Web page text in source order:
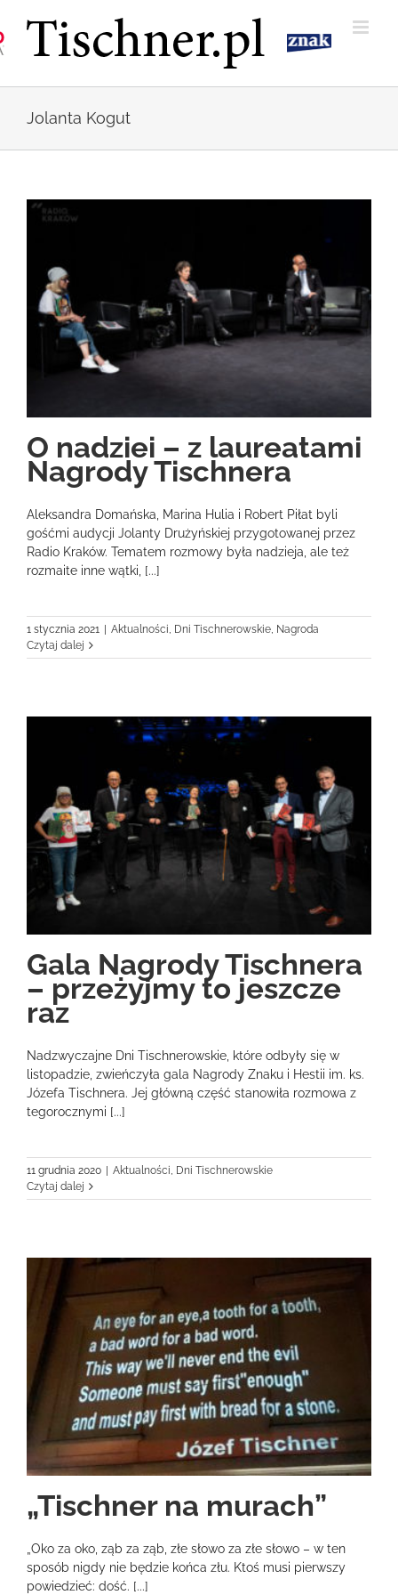
zawartości
Jolanta Kogut
O nadziei – z laureatami
Nagrody Tischnera
Aleksandra Domańska, Marina Hulia i Robert Piłat byli
gośćmi audycji Jolanty Drużyńskiej przygotowanej przez
Radio Kraków. Tematem rozmowy była nadzieja, ale też
rozmaite inne wątki, [...]
1 stycznia 2021 Aktualności, Dni Tischnerowskie, Nagroda
Czytaj dalej
Gala Nagrody Tischnera
– przeżyjmy to jeszcze
raz
Nadzwyczajne Dni Tischnerowskie, które odbyły się w
listopadzie, zwieńczyła gala Nagrody Znaku i Hestii im. ks.
Józefa Tischnera. Jej główną część stanowiła rozmowa z
tegorocznymi [...]
11 grudnia 2020 | Aktualności, Dni Tischnerowskie
Czytaj dalej
„Tischner na murach”
„Oko za oko, ząb za ząb, złe słowo za złe słowo – w ten
sposób nigdy nie będzie końca złu. Ktoś musi pierwszy
powiedzieć: dość. [...]